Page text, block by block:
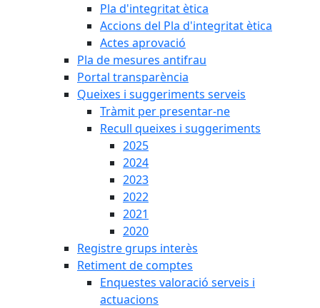
Pla d'integritat ètica
Accions del Pla d'integritat ètica
Actes aprovació
Pla de mesures antifrau
Portal transparència
Queixes i suggeriments serveis
Tràmit per presentar-ne
Recull queixes i suggeriments
2025
2024
2023
2022
2021
2020
Registre grups interès
Retiment de comptes
Enquestes valoració serveis i
actuacions